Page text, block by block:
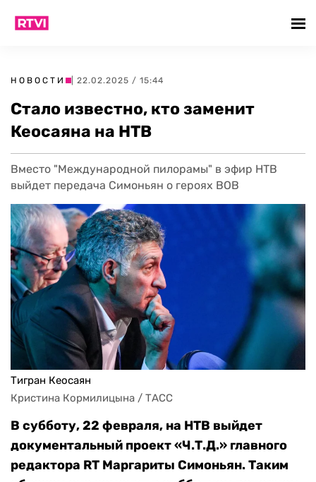
НОВОСТИ | 22.02.2025 / 15:44
Стало известно, кто заменит
Кеосаяна на НТВ
Вместо "Международной пилорамы" в эфир НТВ
выйдет передача Симоньян о героях ВОВ
Тигран Кеосаян
Кристина Кормилицына / ТАСС
В субботу, 22 февраля, на НТВ выйдет
документальный проект «Ч.Т.Д.» главного
редактора RT Маргариты Симоньян. Таким